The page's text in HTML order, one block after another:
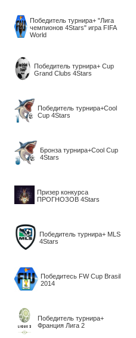
Победитель турнира+ "Лига
чемпионов 4Stars" игра FIFA
World
Победитель турнира+ Cup
Grand Clubs 4Stars
Победитель турнира+Cool
Cup 4Stars
Бронза турнира+Cool Cup
4Stars
Призер конкурса
ПРОГНОЗОВ 4Stars
Победитель турнира+ MLS
4Stars
Победитесь FW Cup Brasil
2014
Победитель турнира+
Франция Лига 2